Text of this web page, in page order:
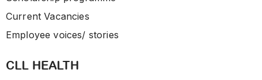
Current Vacancies
Employee voices/ stories
CLL HEALTH